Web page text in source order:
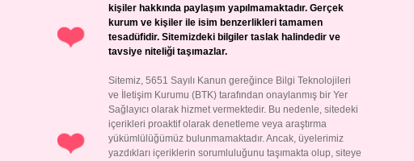
kişiler hakkında paylaşım yapılmamaktadır. Gerçek
kurum ve kişiler ile isim benzerlikleri tamamen
tesadüfidir. Sitemizdeki bilgiler taslak halindedir ve
tavsiye niteliği taşımazlar.
Sitemiz, 5651 Sayılı Kanun gereğince Bilgi Teknolojileri
ve İletişim Kurumu (BTK) tarafından onaylanmış bir Yer
Sağlayıcı olarak hizmet vermektedir. Bu nedenle, sitedeki
içerikleri proaktif olarak denetleme veya araştırma
yükümlülüğümüz bulunmamaktadır. Ancak, üyelerimiz
yazdıkları içeriklerin sorumluluğunu taşımakta olup, siteye